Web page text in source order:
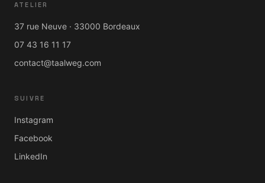
ATELIER
37 rue Neuve · 33000 Bordeaux
07 43 16 11 17
contact@taalweg.com
SUIVRE
Instagram
Facebook
LinkedIn